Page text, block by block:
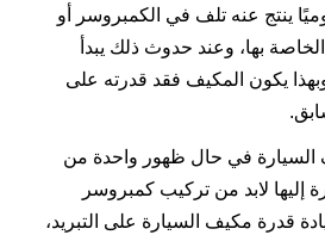
ينتج عنه تلف في الكمبروسر أو
الخاصة بها، وعند حدوث ذلك يبدأ
يكون المكيف فقد قدرته على
في حال ظهور واحدة من
إليها لابد من تركيب كمبروسر
قدرة مكيف السيارة على التبريد،